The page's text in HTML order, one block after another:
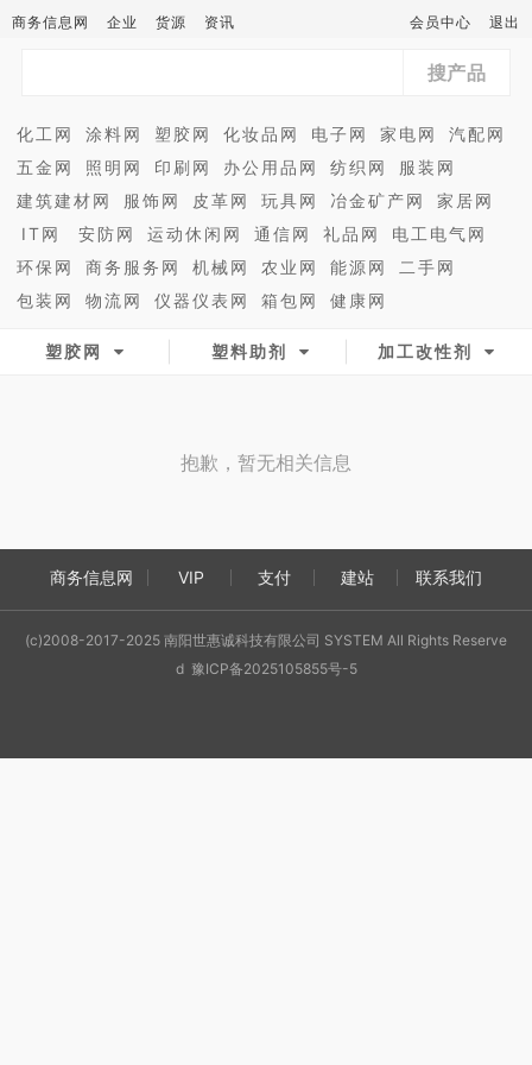
商务信息网 企业 货源 资讯 会员中心 退出
搜产品
化工网 涂料网 塑胶网 化妆品网 电子网 家电网
汽配网
五金网
照明网 印刷网 办公用品网 纺织网
服装网
建筑建材网
服饰网 皮革网 玩具网 冶金矿产网
家居网
IT网
安防网 运动休闲网 通信网 礼品网
电工电气网
环保网
商务服务网 机械网 农业网 能源网
二手网
包装网
物流网 仪器仪表网 箱包网 健康网
塑胶网 塑料助剂 加工改性剂
抱歉，暂无相关信息
商务信息网 VIP 支付 建站 联系我们
(c)2008-2017-2025 南阳世惠诚科技有限公司 SYSTEM All Rights Reserve
d 豫ICP备2025105855号-5